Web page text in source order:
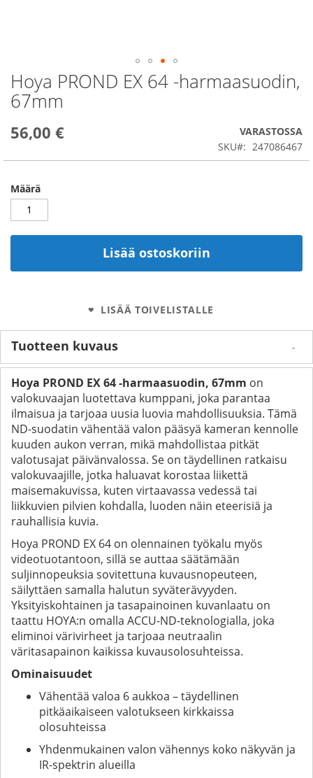
Hoya PROND EX 64 -harmaasuodin,
67mm
56,00 €
VARASTOSSA
SKU
247086467
Määrä
Lisää ostoskoriin
LISÄÄ TOIVELISTALLE
Skip
to
the
of
Tuotteen kuvaus
Hoya PROND EX 64 -harmaasuodin, 67mm on
valokuvaajan luotettava kumppani, joka parantaa
ilmaisua ja tarjoaa uusia luovia mahdollisuuksia. Tämä
ND-suodatin vähentää valon pääsyä kameran kennolle
kuuden aukon verran, mikä mahdollistaa pitkät
valotusajat päivänvalossa. Se on täydellinen ratkaisu
valokuvaajille, jotka haluavat korostaa liikettä
maisemakuvissa, kuten virtaavassa vedessä tai
liikkuvien pilvien kohdalla, luoden näin eteerisiä ja
rauhallisia kuvia.
Hoya PROND EX 64 on olennainen työkalu myös
videotuotantoon, sillä se auttaa säätämään
suljinnopeuksia sovitettuna kuvausnopeuteen,
säilyttäen samalla halutun syväterävyyden.
Yksityiskohtainen ja tasapainoinen kuvanlaatu on
taattu HOYA:n omalla ACCU-ND-teknologialla, joka
eliminoi värivirheet ja tarjoaa neutraalin
väritasapainon kaikissa kuvausolosuhteissa.
Ominaisuudet
Vähentää valoa 6 aukkoa – täydellinen
pitkäaikaiseen valotukseen kirkkaissa
olosuhteissa
Yhdenmukainen valon vähennys koko näkyvän ja
IR-spektrin alueilla